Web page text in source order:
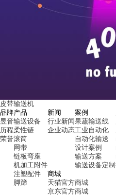
皮带输送机
品牌
昱音
历程
荣誉
产品
输送设备
柔性链
滚筒
网带
链板弯座
机加工附件
注塑配件
脚蹄
新闻
行业新闻
企业动态
案例
果蔬输送线
工业自动化
自动化输送
设计案例
输送方案
输送设备定制
商城
天猫官方商城
京东官方商城